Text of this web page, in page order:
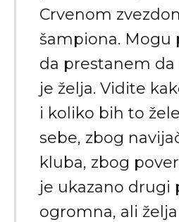
Crvenom
šampiona. Mogu
da prestanem da
je želja. Vidite
i koliko bih to
sebe, zbog
kluba, zbog
je ukazano drugi
ogromna, ali